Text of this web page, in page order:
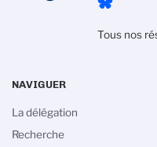
Tous nos
NAVIGUER
La délégation
Recherche